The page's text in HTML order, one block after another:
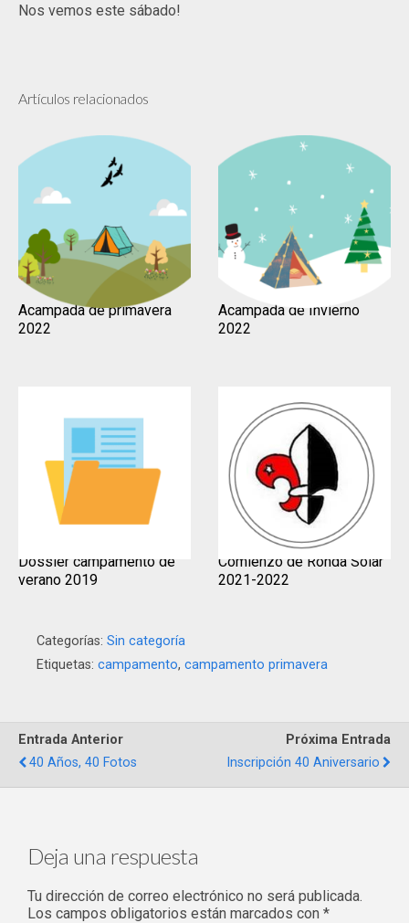
Nos vemos este sábado!
Artículos relacionados
Acampada de primavera
2022
Acampada de Invierno
2022
Dossier campamento de
verano 2019
Comienzo de Ronda Solar
2021-2022
Categorías: Sin categoría
Etiquetas: campamento, campamento primavera
Entrada Anterior
40 Años, 40 Fotos
Próxima Entrada
Inscripción 40 Aniversario
Deja una respuesta
Tu dirección de correo electrónico no será publicada.
Los campos obligatorios están marcados con *